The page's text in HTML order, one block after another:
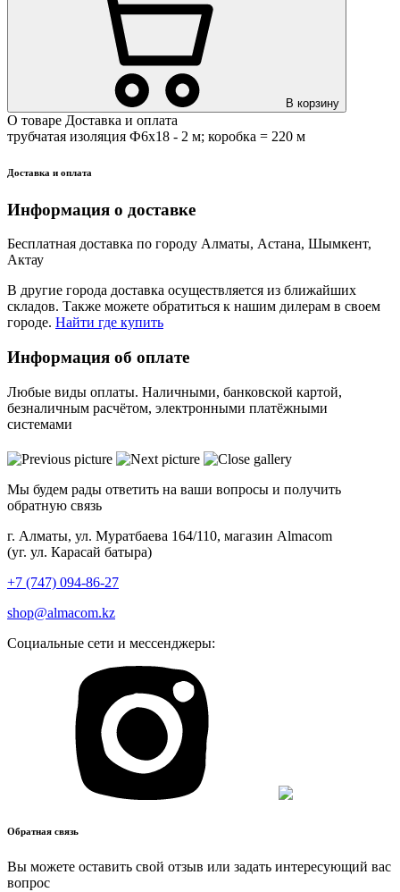
В корзину
О товаре Доставка и оплата
трубчатая изоляция Ф6х18 - 2 м; коробка = 220 м
Доставка и оплата
Информация о доставке
Бесплатная доставка по городу Алматы, Астана, Шымкент,
Актау
В другие города доставка осуществляется из ближайших
складов. Также можете обратиться к нашим дилерам в своем
городе. Найти где купить
Информация об оплате
Любые виды оплаты. Наличными, банковской картой,
безналичным расчётом, электронными платёжными
системами
Мы будем рады ответить на ваши вопросы и получить
обратную связь
г. Алматы, ул. Муратбаева 164/110, магазин Almacom
(уг. ул. Карасай батыра)
+7 (747) 094-86-27
shop@almacom.kz
Социальные сети и мессенджеры:
Обратная связь
Вы можете оставить свой отзыв или задать интересующий вас
вопрос